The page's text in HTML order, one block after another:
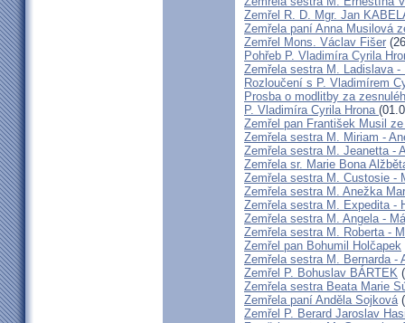
Zemřel R. D. Mgr. Jan
Zemřela paní Anna Musilová
Zemřel Mons. Václav Fišer
Pohřeb P. Vladimíra Cyrila
Zemřela sestra M. Ladislava -
Rozloučení s P. Vladimírem
Prosba o modlitby za
P. Vladimíra Cyrila Hrona
Zemřel pan František Musil
Zemřela sestra M. Miriam -
Zemřela sestra M. Jeanetta -
Zemřela sr. Marie Bona
Zemřela sestra M. Custosie -
Zemřela sestra M. Anežka
Zemřela sestra M. Expedita -
Zemřela sestra M. Angela -
Zemřela sestra M. Roberta -
Zemřel pan Bohumil Holčapek
Zemřela sestra M. Bernarda -
Zemřel P. Bohuslav BÁRTEK
Zemřela sestra Beata Marie
Zemřela paní Anděla Sojková
Zemřel P. Berard Jaroslav